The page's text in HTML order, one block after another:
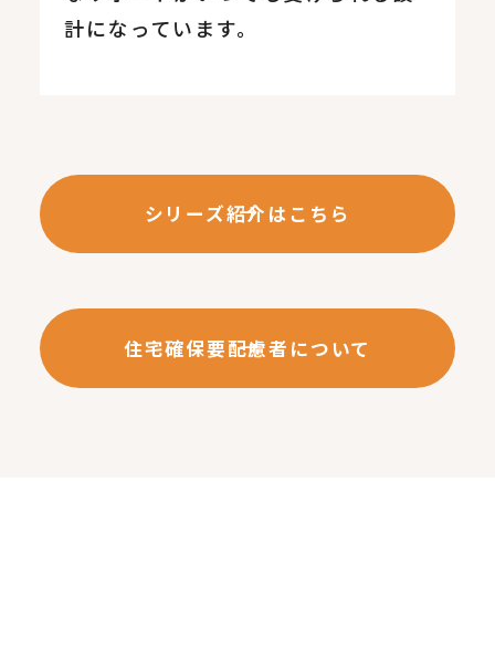
計になっています。
シリーズ紹介はこちら
住宅確保要配慮者について